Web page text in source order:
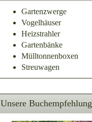
Gartenzwerge
Vogelhäuser
Heizstrahler
Gartenbänke
Mülltonnenboxen
Streuwagen
Unsere Buchempfehlung